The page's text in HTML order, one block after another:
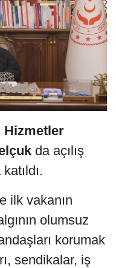
Hizmetler
da açılış
ilk vakanın
olumsuz
korumak
sendikalar, iş